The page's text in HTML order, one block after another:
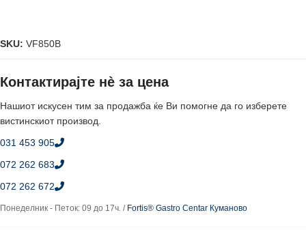
SKU: VF850B
Контактирајте нè за цена
Нашиот искусен тим за продажба ќе Ви помогне да го изберете
вистинскиот производ.
031 453 905
072 262 683
072 262 672
Понеделник - Петок: 09 до 17ч. / Fortis® Gastro Centar Куманово